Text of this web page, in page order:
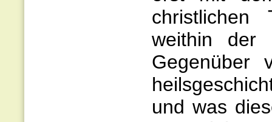
christlichen
weithin der
Gegenüber
und was